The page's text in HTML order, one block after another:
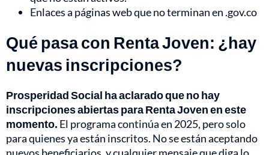
Enlaces a páginas web que no terminan en .gov.co
Qué pasa con Renta Joven: ¿hay
nuevas inscripciones?
Prosperidad Social ha aclarado que no hay
inscripciones abiertas para Renta Joven en este
momento. El programa continúa en 2025, pero solo
para quienes ya están inscritos. No se están aceptando